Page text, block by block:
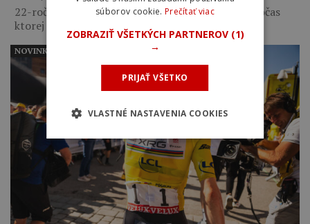
22-ročný Mexičan má za sebou životnú sezónu, počas
ktorej vyhral…
NOVINKY
súborov cookie. Prečítať viac
ZOBRAZIŤ VŠETKÝCH PARTNEROV (1)
→
PRIJAŤ VŠETKO
VLASTNÉ NASTAVENIA COOKIES